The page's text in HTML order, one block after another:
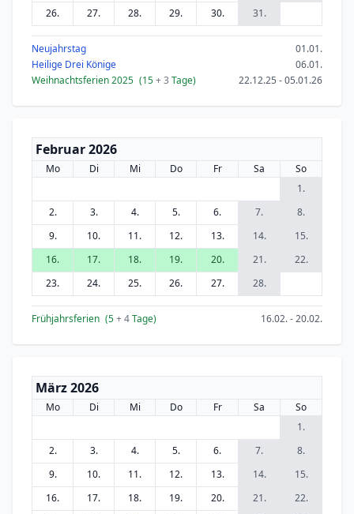
26.
27. 28. 29. 30. 31.
Neujahrstag
01.01.
Heilige Drei Könige
06.01.
Weihnachtsferien 2025 (15+ 3 Tage) 22.12.25 - 05.01.26
Februar 2026
Mo Di Mi Do Fr Sa
So
1.
2.
3. 4. 5. 6. 7.
8.
9.
10. 11. 12. 13. 14.
15.
16.
17. 18. 19. 20. 21.
22.
23.
24. 25. 26. 27. 28.
Frühjahrsferien (5+ 4Tage) 16.02. - 20.02.
März 2026
Mo Di Mi Do Fr Sa
So
1.
2.
3. 4. 5. 6. 7.
8.
9.
10. 11. 12. 13. 14.
15.
16.
17. 18. 19. 20. 21.
22.